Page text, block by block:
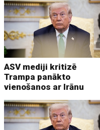
ASV mediji kritizē
Trampa panākto
vienošanos ar Irānu